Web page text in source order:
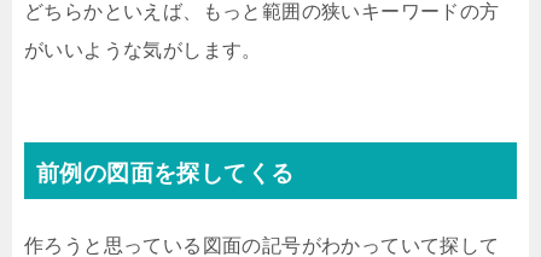
どちらかといえば、もっと範囲の狭いキーワードの方
がいいような気がします。
前例の図面を探してくる
作ろうと思っている図面の記号がわかっていて探して